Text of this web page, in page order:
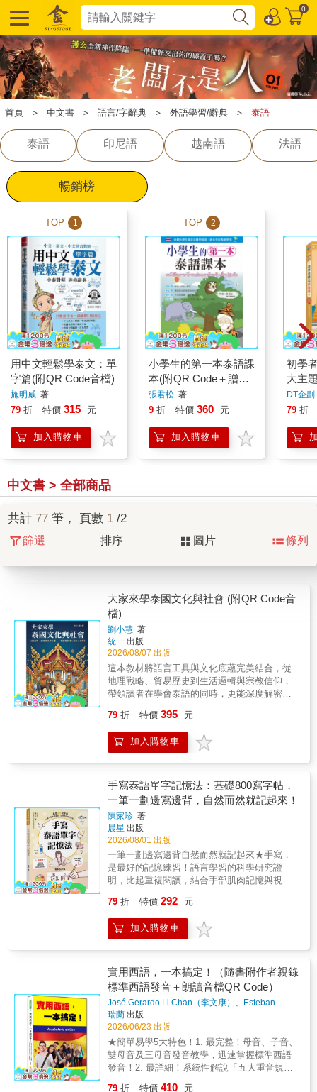
0
首頁 ＞ 中文書 ＞ 語言/字辭典 ＞ 外語學習/辭典 ＞ 泰語
泰語 印尼語 越南語 法語
暢銷榜
TOP 1
用中文輕鬆學泰文：單
字篇(附QR Code音檔)
施明威 著
79 折 特價 315 元
加入購物車
TOP 2
小學生的第一本泰語課
本(附QR Code＋贈泰
文隨身卡片)
張君松 著
9 折 特價 360 元
加入購物車
初學
大主
泰語
DT企劃
79 折
中文書 > 全部商品
共計 77 筆， 頁數 1 /2
篩選 排序 圖片 條列
大家來學泰國文化與社會 (附QR Code音
檔)
劉小慧 著
統一 出版
2026/08/07 出版
這本教材將語言工具與文化底蘊完美結合，從
地理戰略、貿易歷史到生活邏輯與宗教信仰，
帶領讀者在學會泰語的同時，更能深度解密泰
書，您將精準掌握與泰國人溝通的文化密碼！
本書不僅是一本語言書，更是深入泰國靈魂的
指南1.精選生詞：掌握核心語彙我們從地理、
文化背景的同時，迅速建立紮實的詞彙庫。2.
情境會話：融入真實交流跳脫枯燥的課本對
話。透過老師與學生、泰國人與外國人的互動
對答，模擬最真實的文化討論情境，教您如何
用流暢的泰語聊歷史、談信仰、論美食。3.句
型練習：內化邏輯思維深層理解泰語的因果與
結構！透過「由於...因此...
（เนื่องจาก...จึง...）」等句型，引導讀者不僅學
會說話，更能運用泰式的邏輯來表達對社會現
象的觀察。4.文化補充：探尋文明深度這是本
沙曼咖哩」的族群融合，透過深度閱讀文本，
帶領您看見作為中南半島十字路口的「微笑之
國」，如何將印、中、波斯、馬來與周邊高棉
魂。5.多元練習：檢驗學習成效設計有趣的
「字母組成」與「情境填空」題型，透過動手
實作，幫助讀者鞏固單字記憶並檢測對文化概
念的理解，讓學習過程更有成就感。
79 折 特價 395 元
加入購物車
手寫泰語單字記憶法：基礎800寫字帖，
一筆一劃邊寫邊背，自然而然就記起來！
陳家珍 著
晨星 出版
2026/08/01 出版
一筆一劃邊寫邊背自然而然就記起來★手寫，
是最好的記憶練習！語言學習的科學研究證
明，比起重複閱讀，結合手部肌肉記憶與視
的長期記憶區，因此更容易記住學習內容，有
助於加深對單字拼寫和語法規則的理解。你是
否曾經試著背誦泰語單字，卻怎麼樣都記不
法》用最簡單的方式，陪你在「寫」的過程
中，自然而然「記住」泰語。全書收錄800個基
礎泰語單字，搭配專為初學者設計的寫字帖格
式，讓你一筆一劃練習泰文字形的同時，也能
順便記憶單字意思與正確用法，再搭配泰籍作
者親自錄製的雲端音檔，利用「邊寫邊聽邊
背」的方式，把手部動作、視覺線條與正確發
音的印象串連在一起，達到真正有感的記憶效
果。★本書有什麼特別？‧清晰的筆順引導，幫
助你掌握泰文字母的書寫邏輯‧中文翻譯與羅馬
79 折 特價 292 元
加入購物車
實用西語，一本搞定！（隨書附作者親錄
標準西語發音＋朗讀音檔QR Code）
José Gerardo Li Chan（李文康）、Esteban
Huang Chen（黃國祥）
瑞蘭 出版
2026/06/23 出版
★簡單易學5大特色！1. 最完整！母音、子音、
雙母音及三母音發音教學，迅速掌握標準西語
發音！2. 最詳細！系統性解說「五大重音規
79 折 特價 410 元